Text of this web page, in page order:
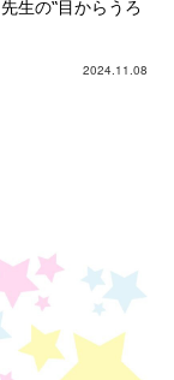
生の‟目からうろ
2024.11.08